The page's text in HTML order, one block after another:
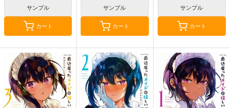
サンプル
カート
サンプル
カート
サンプル
カート